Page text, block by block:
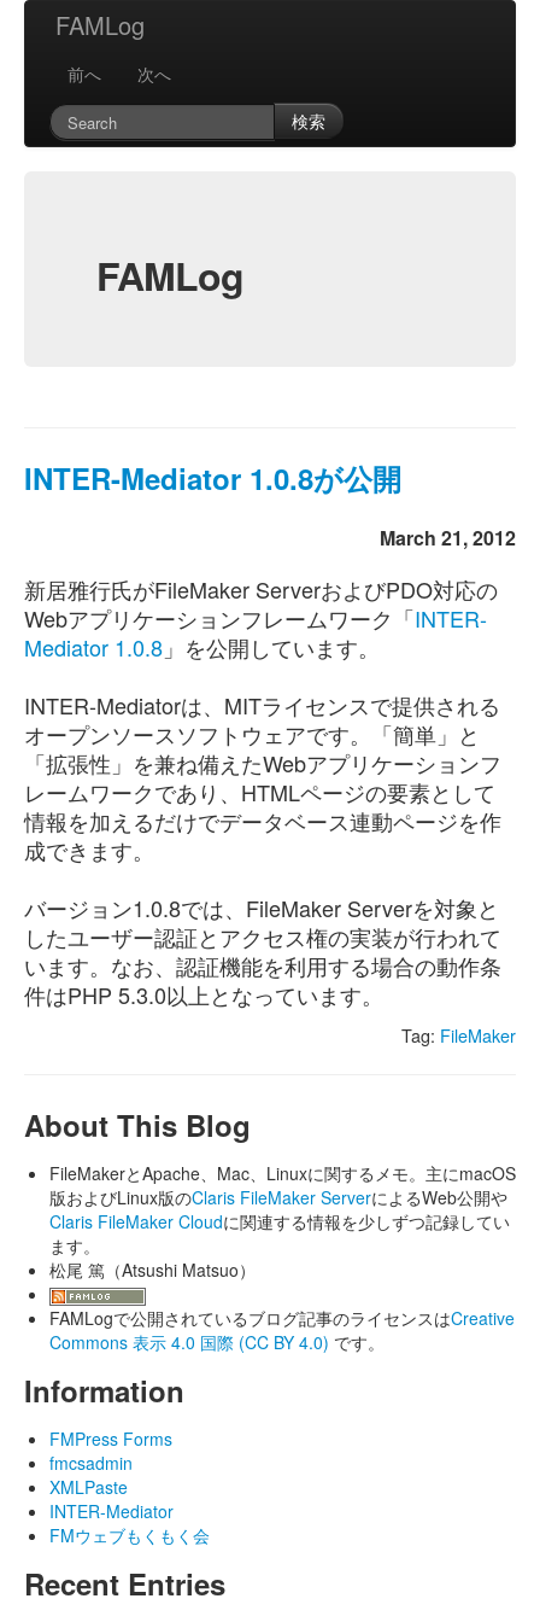
FAMLog
前へ
次へ
検索
FAMLog
INTER-Mediator 1.0.8が公開
March 21, 2012
新居雅行氏がFileMaker ServerおよびPDO対応の
Webアプリケーションフレームワーク「INTER-
Mediator 1.0.8 」を公開しています。
INTER-Mediatorは、MITライセンスで提供される
オープンソースソフトウェアです。「簡単」と
「拡張性」を兼ね備えたWebアプリケーションフ
レームワークであり、HTMLページの要素として
情報を加えるだけでデータベース連動ページを作
成できます。
バージョン1.0.8では、FileMaker Serverを対象と
したユーザー認証とアクセス権の実装が行われて
います。なお、認証機能を利用する場合の動作条
件はPHP 5.3.0以上となっています。
Tag: FileMaker
About This Blog
FileMakerとApache、Mac、Linuxに関するメモ。主にmacOS
版およびLinux版のClaris FileMaker ServerによるWeb公開や
Claris FileMaker Cloudに関連する情報を少しずつ記録してい
ます。
松尾 篤（Atsushi Matsuo）
FAMLogで公開されているブログ記事のライセンスはCreative
Commons 表示 4.0 国際 (CC BY 4.0) です。
Information
FMPress Forms
fmcsadmin
XMLPaste
INTER-Mediator
FMウェブもくもく会
Recent Entries